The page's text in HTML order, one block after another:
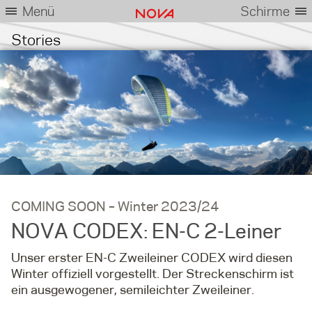
Menü Schirme
Stories
COMING SOON – Winter 2023/24
NOVA CODEX: EN-C 2-Leiner
Unser erster EN-C Zweileiner CODEX wird diesen
Winter offiziell vorgestellt. Der Streckenschirm ist
ein ausgewogener, semileichter Zweileiner.